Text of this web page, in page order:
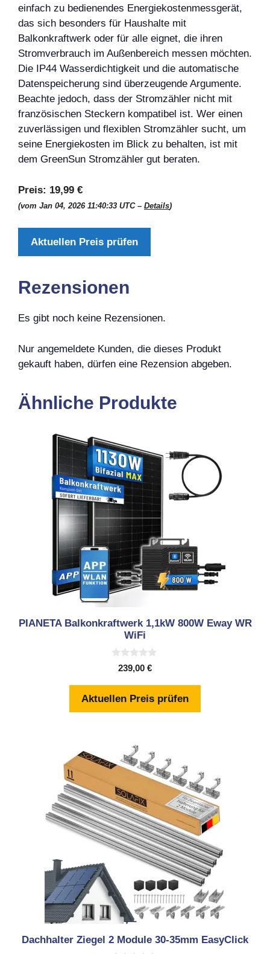
einfach zu bedienendes Energiekostenmessgerät,
das sich besonders für Haushalte mit
Balkonkraftwerk oder für alle eignet, die ihren
Stromverbrauch im Außenbereich messen möchten.
Die IP44 Wasserdichtigkeit und die automatische
Datenspeicherung sind überzeugende Argumente.
Beachte jedoch, dass der Stromzähler nicht mit
französischen Steckern kompatibel ist. Wer einen
zuverlässigen und flexiblen Stromzähler sucht, um
seine Energiekosten im Blick zu behalten, ist mit
dem GreenSun Stromzähler gut beraten.
Preis: 19,99 €
(vom Jan 04, 2026 11:40:33 UTC – Details)
Aktuellen Preis prüfen
Rezensionen
Es gibt noch keine Rezensionen.
Nur angemeldete Kunden, die dieses Produkt
gekauft haben, dürfen eine Rezension abgeben.
Ähnliche Produkte
PIANETA Balkonkraftwerk 1,1kW 800W Eway WR
WiFi
5
239,00 €
Aktuellen Preis prüfen
Dachhalter Ziegel 2 Module 30-35mm EasyClick